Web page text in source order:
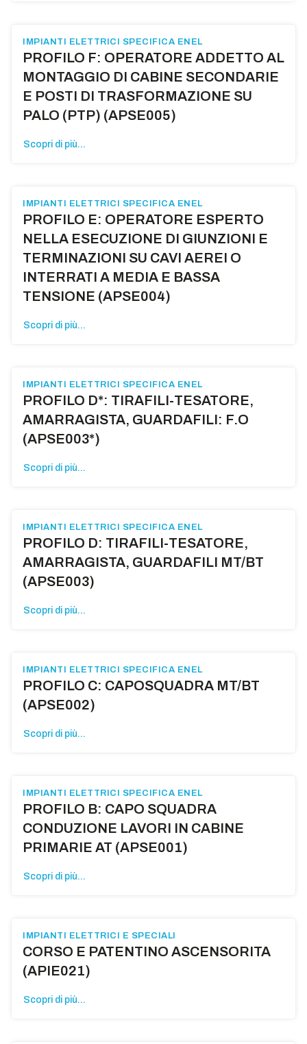
IMPIANTI ELETTRICI SPECIFICA ENEL
PROFILO F: OPERATORE ADDETTO AL
MONTAGGIO DI CABINE SECONDARIE
E POSTI DI TRASFORMAZIONE SU
PALO (PTP) (APSE005)
Scopri di più...
IMPIANTI ELETTRICI SPECIFICA ENEL
PROFILO E: OPERATORE ESPERTO
NELLA ESECUZIONE DI GIUNZIONI E
TERMINAZIONI SU CAVI AEREI O
INTERRATI A MEDIA E BASSA
TENSIONE (APSE004)
Scopri di più...
IMPIANTI ELETTRICI SPECIFICA ENEL
PROFILO D*: TIRAFILI-TESATORE,
AMARRAGISTA, GUARDAFILI: F.O
(APSE003*)
Scopri di più...
IMPIANTI ELETTRICI SPECIFICA ENEL
PROFILO D: TIRAFILI-TESATORE,
AMARRAGISTA, GUARDAFILI MT/BT
(APSE003)
Scopri di più...
IMPIANTI ELETTRICI SPECIFICA ENEL
PROFILO C: CAPOSQUADRA MT/BT
(APSE002)
Scopri di più...
IMPIANTI ELETTRICI SPECIFICA ENEL
PROFILO B: CAPO SQUADRA
CONDUZIONE LAVORI IN CABINE
PRIMARIE AT (APSE001)
Scopri di più...
IMPIANTI ELETTRICI E SPECIALI
CORSO E PATENTINO ASCENSORITA
(APIE021)
Scopri di più...